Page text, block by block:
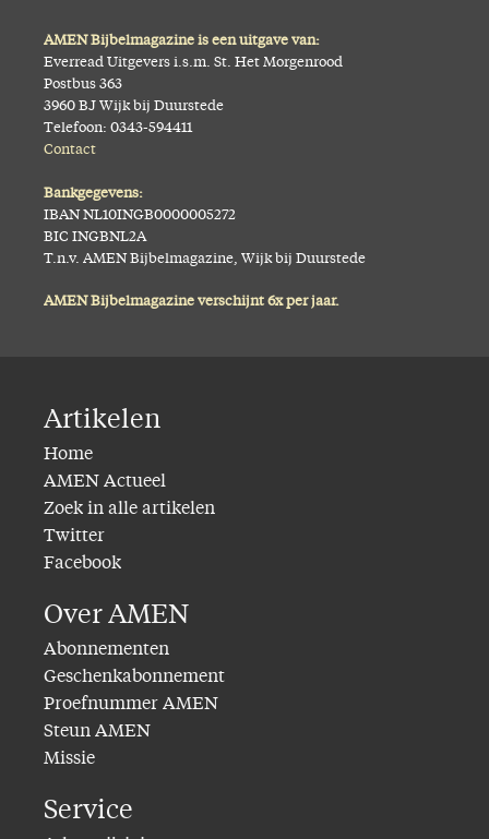
AMEN Bijbelmagazine is een uitgave van:
Everread Uitgevers i.s.m. St. Het Morgenrood
Postbus 363
3960 BJ Wijk bij Duurstede
Telefoon: 0343-594411
Contact
Bankgegevens:
IBAN NL10INGB0000005272
BIC INGBNL2A
T.n.v. AMEN Bijbelmagazine, Wijk bij Duurstede
AMEN Bijbelmagazine verschijnt 6x per jaar.
Artikelen
Home
AMEN Actueel
Zoek in alle artikelen
Twitter
Facebook
Over AMEN
Abonnementen
Geschenkabonnement
Proefnummer AMEN
Steun AMEN
Missie
Service